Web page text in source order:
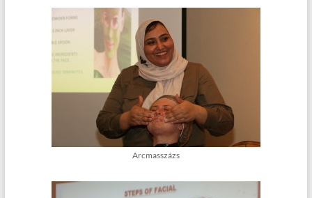
Arcmasszázs